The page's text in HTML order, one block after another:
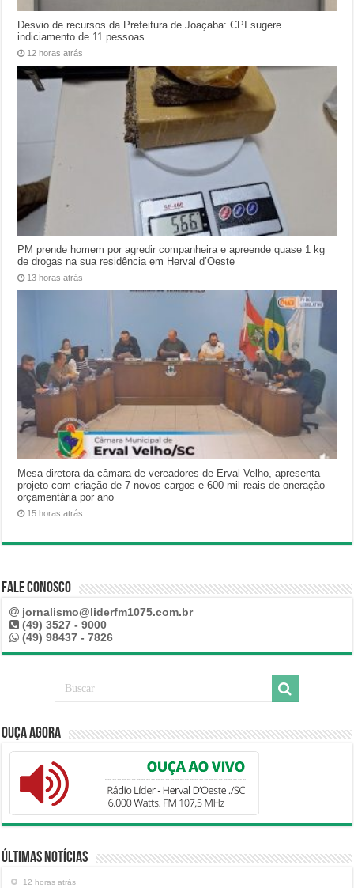
Desvio de recursos da Prefeitura de Joaçaba: CPI sugere
indiciamento de 11 pessoas
12 horas atrás
PM prende homem por agredir companheira e apreende quase 1 kg
de drogas na sua residência em Herval d’Oeste
13 horas atrás
Mesa diretora da câmara de vereadores de Erval Velho, apresenta
projeto com criação de 7 novos cargos e 600 mil reais de oneração
orçamentária por ano
15 horas atrás
Fale Conosco
jornalismo@liderfm1075.com.br
(49) 3527 - 9000
(49) 98437 - 7826
Ouça Agora
Últimas Notícias
12 horas atrás